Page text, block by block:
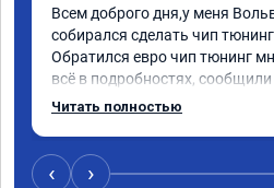
Всем доброго дня,у меня
собирался сделать чип
Обратился евро чип тюнинг
всё в подробностях,
записали. Приехал в
ао11462 ,знают своё дело
Читать полностью
‹ ›